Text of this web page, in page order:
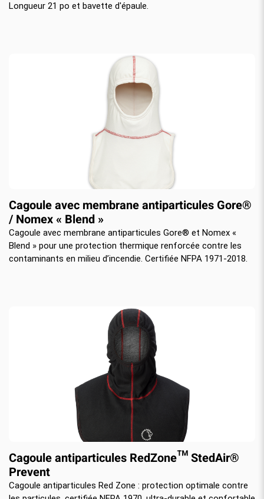
Longueur 21 po et bavette d'épaule.
Cagoule avec membrane antiparticules Gore®
/ Nomex « Blend »
Cagoule avec membrane antiparticules Gore® et Nomex «
Blend » pour une protection thermique renforcée contre les
contaminants en milieu d’incendie. Certifiée NFPA 1971-2018.
Cagoule antiparticules RedZone™ StedAir®
Prevent
Cagoule antiparticules Red Zone : protection optimale contre